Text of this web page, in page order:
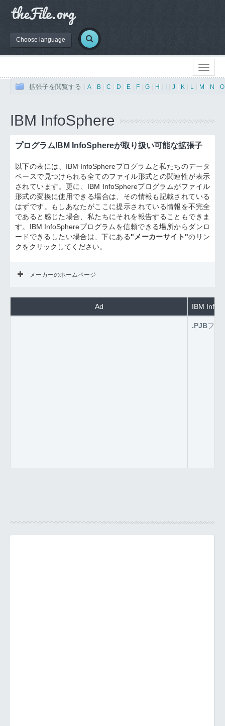
Choose language
拡張子を閲覧する A B C D E F G H J K L M N O
IBM InfoSphere
プログラムIBM InfoSphereが取り扱い可能な拡張子
以下の表には、IBM InfoSphereプログラムと私たちのデータ
ベースで見つけられる全てのファイル形式との関連性が表示
されています。更に、IBM InfoSphereプログラムがファイル
形式の変換に使用できる場合は、その情報も記載されている
はずです。もしあなたがここに提示されている情報を不完全
であると感じた場合、私たちにそれを報告することもできま
す。IBM InfoSphereプログラムを信頼できる場所からダンロ
ードできるしたい場合は、下にある"メーカーサイト"のリン
クをクリックしてください。
メーカーのホームページ
Ad IBM
.PJBファ